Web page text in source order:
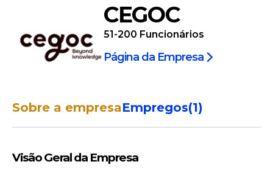
CEGOC
51-200 Funcionários
Página da Empresa
Sobre a empresaEmpregos(1)
Visão Geral da Empresa